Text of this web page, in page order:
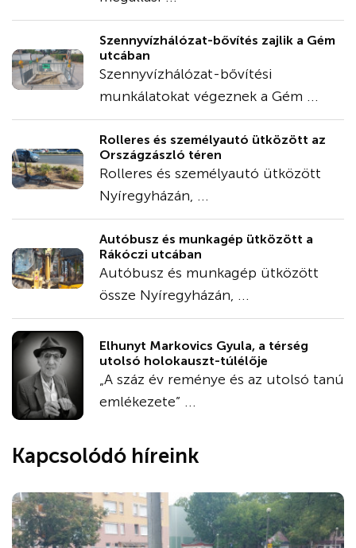
Szennyvízhálózat-bővítés zajlik a Gém
utcában
Szennyvízhálózat-bővítési
munkálatokat végeznek a Gém ...
Rolleres és személyautó ütközött az
Országzászló téren
Rolleres és személyautó ütközött
Nyíregyházán, ...
Autóbusz és munkagép ütközött a
Rákóczi utcában
Autóbusz és munkagép ütközött
össze Nyíregyházán, ...
Elhunyt Markovics Gyula, a térség
utolsó holokauszt-túlélője
„A száz év reménye és az utolsó tanú
emlékezete” ...
Kapcsolódó híreink